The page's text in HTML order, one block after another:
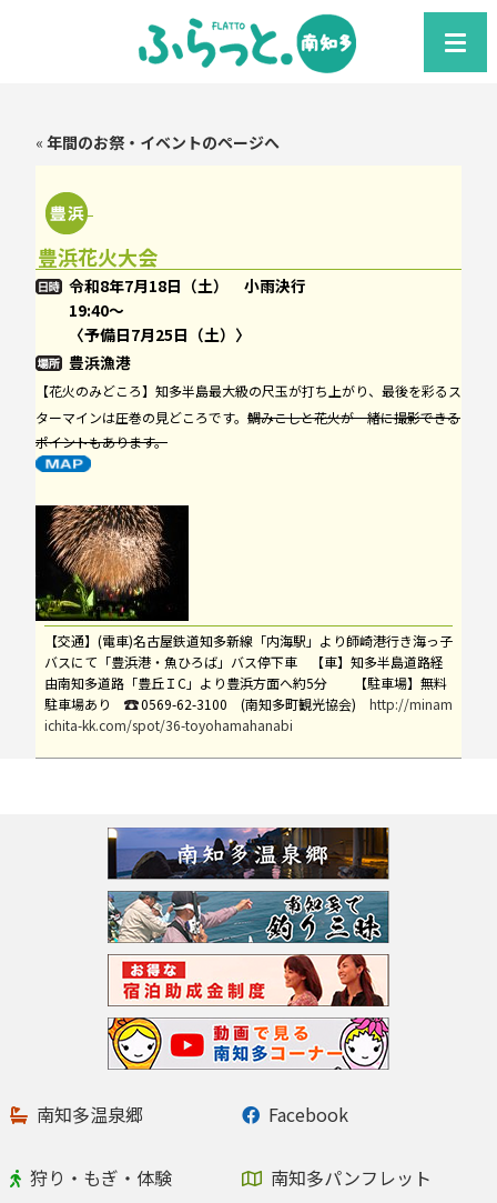
« 年間のお祭・イベントのページへ
豊浜花火大会
令和8年7月18日（土） 小雨決行
19:40～
〈予備日7月25日（土）〉
豊浜漁港
【花火のみどころ】知多半島最大級の尺玉が打ち上がり、最後を彩るス
ターマインは圧巻の見どころです。 鯛みこしと花火が一緒に撮影できる
ポイントもあります。
【交通】(電車)名古屋鉄道知多新線「内海駅」より師崎港行き海っ子
バスにて「豊浜港・魚ひろば」バス停下車 【車】知多半島道路経
由南知多道路「豊丘ＩC」より豊浜方面へ約5分
【駐車場】無料
駐車場あり
0569-62-3100 (南知多町観光協会)
http://minam
ichita-kk.com/spot/36-toyohamahanabi
南知多温泉郷 Facebook
狩り・もぎ・体験 南知多パンフレット